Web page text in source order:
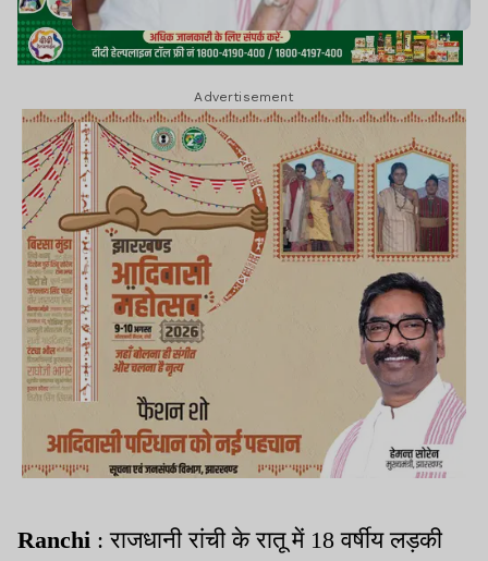
Advertisement
Ranchi : राजधानी रांची के रातू में 18 वर्षीय लड़की